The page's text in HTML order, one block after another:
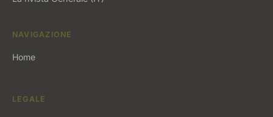
NAVIGAZIONE
Home
LEGALE